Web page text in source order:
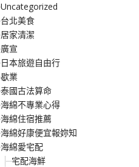
Uncategorized
台北美食
居家清潔
廣宣
日本旅遊自由行
歇業
泰國古法算命
海綿不專業心得
海綿住宿推薦
海綿好康便宜報妳知
海綿愛宅配
宅配海鮮